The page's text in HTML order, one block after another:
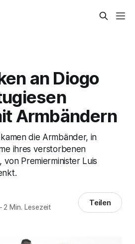
an Diogo
Armbändern
die Armbänder, in
ihres verstorbenen
von Premierminister Luis
2 Min. Lesezeit Teilen